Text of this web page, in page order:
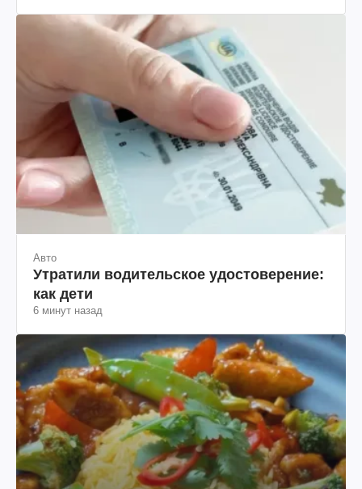
Авто
Утратили водительское удостоверение:
как дети
6 минут назад